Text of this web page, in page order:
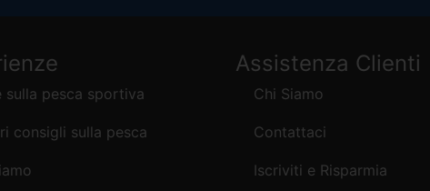
sulla pesca sportiva
consigli sulla pesca
Assistenza Clienti
Chi Siamo
Contattaci
Iscriviti e Risparmia